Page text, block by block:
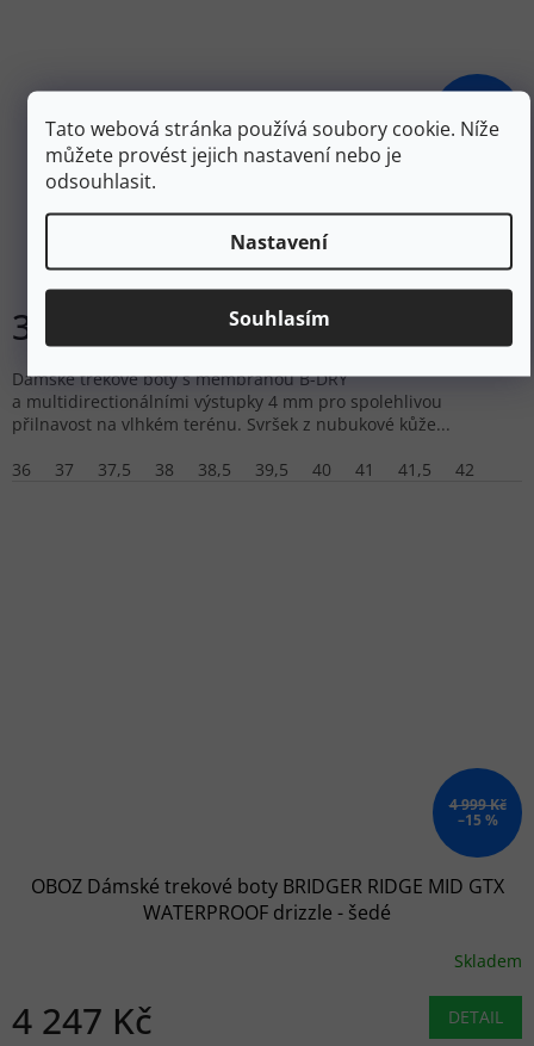
Tato webová stránka používá soubory cookie. Níže
můžete provést jejich nastavení nebo je
odsouhlasit.
Nastavení
Souhlasím
–15 %
OBOZ Dámské trekové boty OUSEL MID B-DRY
WATERPROOF WIDE port -červené
Skladem
3 683 Kč
Dámské trekové boty s membránou B-DRY
a multidirectionálními výstupky 4 mm pro spolehlivou
přilnavost na vlhkém terénu. Svršek z nubukové kůže...
36
37 37,5 38 38,5 39,5 40 41 41,5 42
4 999 Kč
–15 %
OBOZ Dámské trekové boty BRIDGER RIDGE MID GTX
WATERPROOF drizzle - šedé
Skladem
4 247 Kč DETAIL